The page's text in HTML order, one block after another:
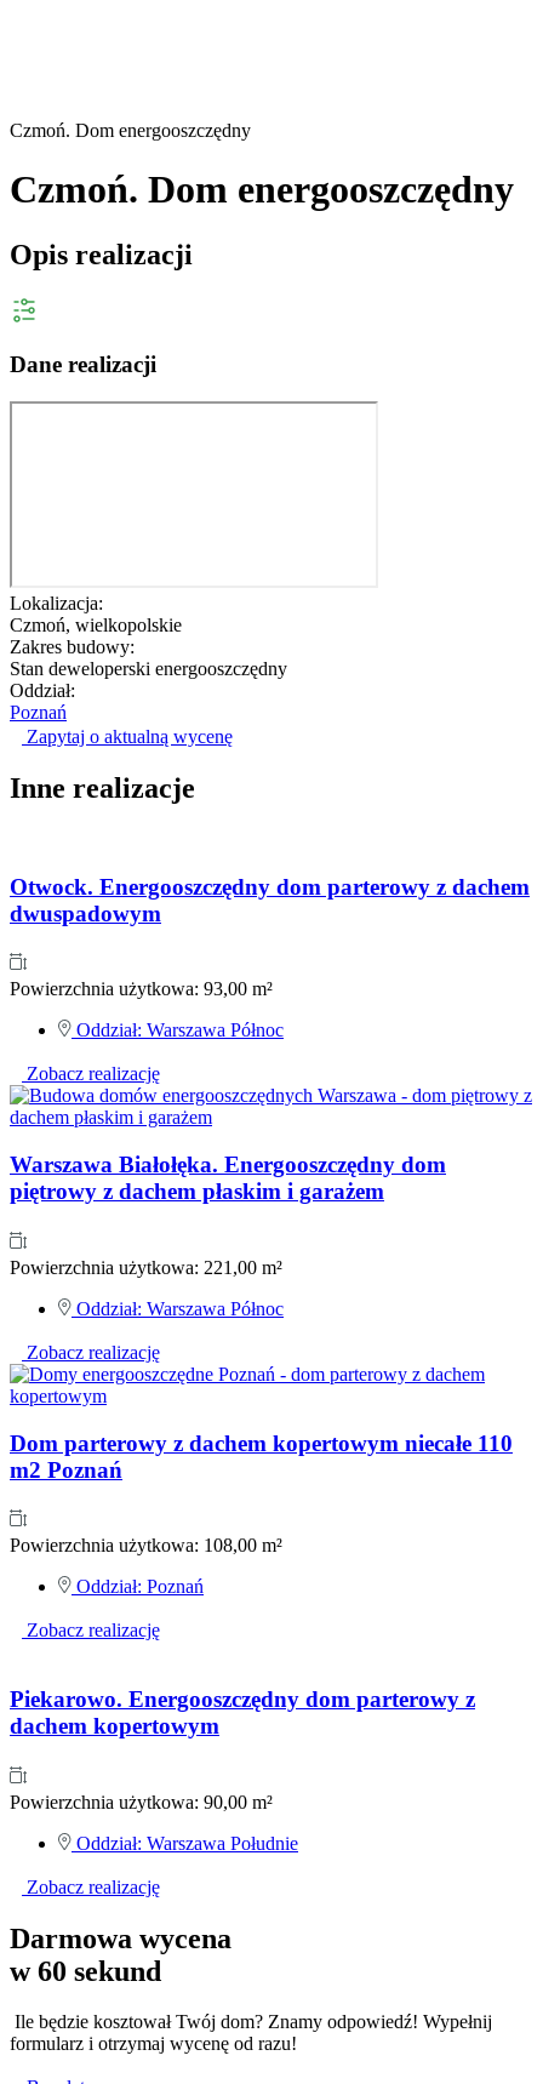
Czmoń. Dom energooszczędny
Czmoń. Dom energooszczędny
Opis realizacji
Dane realizacji
Lokalizacja:
Czmoń, wielkopolskie
Zakres budowy:
Stan deweloperski energooszczędny
Oddział:
Poznań
Zapytaj o aktualną wycenę
Inne realizacje
Otwock. Energooszczędny dom parterowy z dachem
dwuspadowym
Powierzchnia użytkowa: 93,00 m²
Oddział: Warszawa Północ
Zobacz realizację
Warszawa Białołęka. Energooszczędny dom
piętrowy z dachem płaskim i garażem
Powierzchnia użytkowa: 221,00 m²
Oddział: Warszawa Północ
Zobacz realizację
Dom parterowy z dachem kopertowym niecałe 110
m2 Poznań
Powierzchnia użytkowa: 108,00 m²
Oddział: Poznań
Zobacz realizację
Piekarowo. Energooszczędny dom parterowy z
dachem kopertowym
Powierzchnia użytkowa: 90,00 m²
Oddział: Warszawa Południe
Zobacz realizację
Darmowa wycena
w 60 sekund
formularz i otrzymaj wycenę od razu!